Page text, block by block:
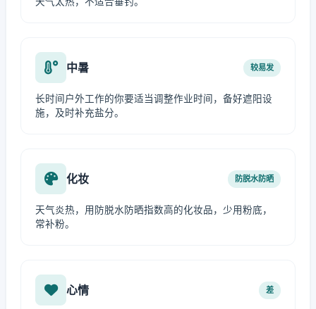
中暑 较易发
长时间户外工作的你要适当调整作业时间，备好遮阳设
施，及时补充盐分。
化妆 防脱水防晒
天气炎热，用防脱水防晒指数高的化妆品，少用粉底，
常补粉。
心情 差